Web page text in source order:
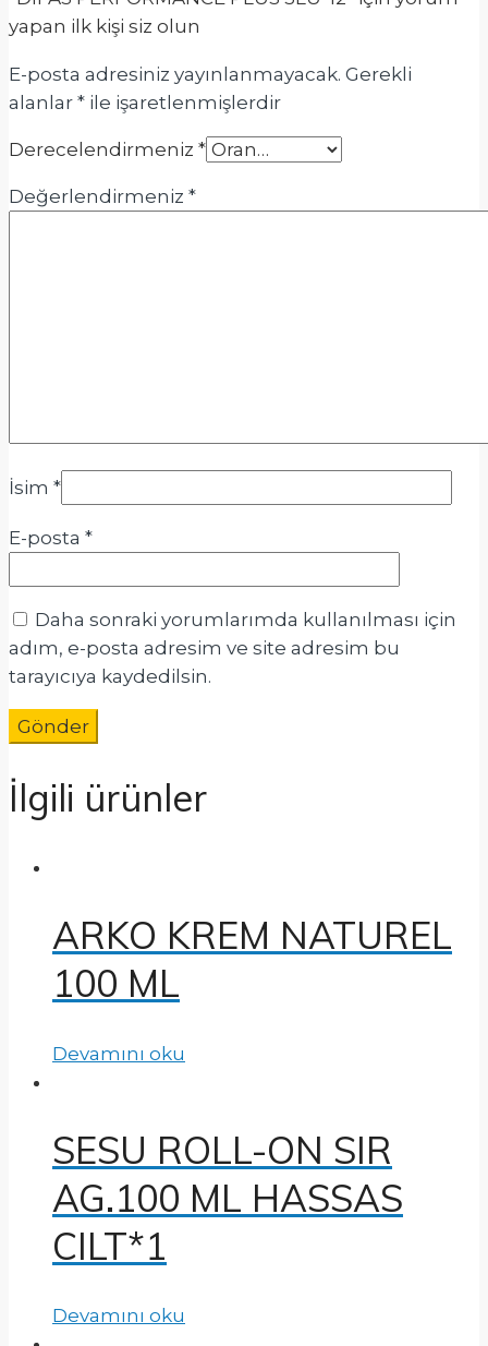
yapan ilk kişi siz olun
E-posta adresiniz yayınlanmayacak. Gerekli
alanlar * ile işaretlenmişlerdir
Derecelendirmeniz *
Değerlendirmeniz *
İsim *
E-posta *
Daha sonraki yorumlarımda kullanılması için
adım, e-posta adresim ve site adresim bu
tarayıcıya kaydedilsin.
İlgili ürünler
ARKO KREM NATUREL
100 ML
Devamını oku
SESU ROLL-ON SIR
AG.100 ML HASSAS
CILT*1
Devamını oku